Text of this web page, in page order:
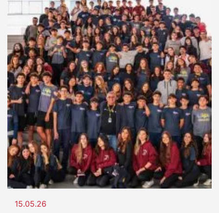
15.05.26